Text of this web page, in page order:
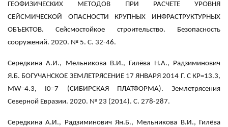
ГЕОФИЗИЧЕСКИХ МЕТОДОВ ПРИ РАСЧЕТЕ УРОВНЯ
СЕЙСМИЧЕСКОЙ ОПАСНОСТИ КРУПНЫХ ИНФРАСТРУКТУРНЫХ
ОБЪЕКТОВ. Сейсмостойкое строительство. Безопасность
сооружений. 2020. № 5. С. 32-46.
Середкина А.И., Мельникова В.И., Гилёва Н.А., Радзиминович
Я.Б. БОГУЧАНСКОЕ ЗЕМЛЕТРЯСЕНИЕ 17 ЯНВАРЯ 2014 Г. С КР=13.3,
MW=4.3, I0=7 (СИБИРСКАЯ ПЛАТФОРМА). Землетрясения
Северной Евразии. 2020. № 23 (2014). С. 278-287.
Середкина А.И., Радзиминович Ян.Б., Мельникова В.И., Гилёва